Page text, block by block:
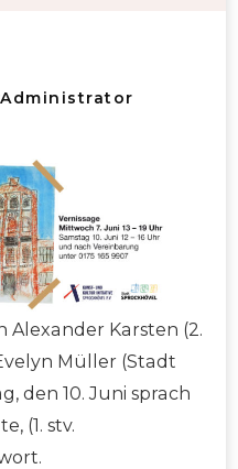
Karsten (2.
Müller (Stadt
den 10. Juni sprach
(1. stv.